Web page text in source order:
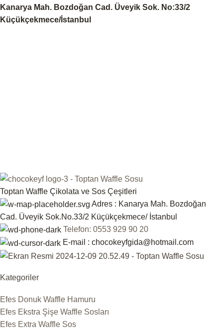
Kanarya Mah. Bozdoğan Cad. Üveyik Sok. No:33/2
Küçükçekmece/İstanbul
Toptan Waffle Çikolata ve Sos Çeşitleri
Adres : Kanarya Mah. Bozdoğan
Cad. Üveyik Sok.No.33/2 Küçükçekmece/ İstanbul
Telefon: 0553 929 90 20
E-mail : chocokeyfgida@hotmail.com
Kategoriler
Efes Donuk Waffle Hamuru
Efes Ekstra Şişe Waffle Sosları
Efes Extra Waffle Sos